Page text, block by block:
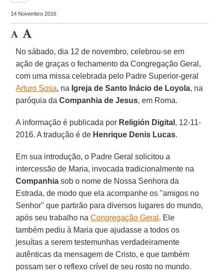
14 Novembro 2016
No sábado, dia 12 de novembro, celebrou-se em
ação de graças o fechamento da Congregação Geral,
com uma missa celebrada pelo Padre Superior-geral
Arturo Sosa, na Igreja de Santo Inácio de Loyola, na
paróquia da Companhia de Jesus, em Roma.
A informação é publicada por Religión Digital , 12-11-
2016. A tradução é de Henrique Denis Lucas.
Em sua introdução, o Padre Geral solicitou a
intercessão de Maria, invocada tradicionalmente na
Companhia sob o nome de Nossa Senhora da
Estrada, de modo que ela acompanhe os "amigos no
Senhor" que partirão para diversos lugares do mundo,
após seu trabalho naCongregação Geral . Ele
também pediu à Maria que ajudasse a todos os
jesuítas a serem testemunhas verdadeiramente
autênticas da mensagem de Cristo, e que também
possam ser o reflexo crível de seu rosto no mundo.